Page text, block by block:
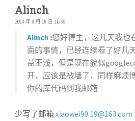
Alinch
2014 年 8 月 18 日 11:56
Alinch :您好博主，这几天我也
面的事情，已经连续看了好几
益匪浅，但是现在貌似
开，应该是被墙了，同样麻烦
你的库代码到我邮箱
少写了邮箱xiaowei90.19@163.com